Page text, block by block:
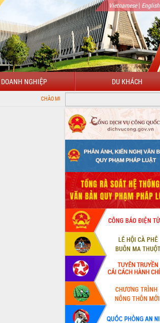
Vietnamese| English
DOANH NGHIỆP DU KHÁCH
CHÀO MỪNG ĐẾN VỚI CỔNG THÔNG TIN ĐIỆN TỬ TỈNH ĐẮK LẮK